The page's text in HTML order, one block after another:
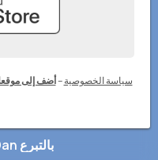
سياسة الخصوصية –أضف إلى
دعم DinDonDan بالتبرع